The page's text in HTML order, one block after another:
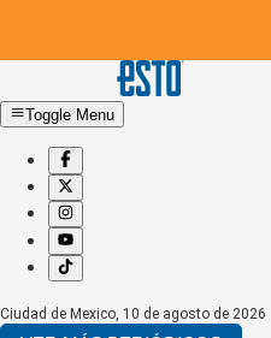
Toggle Menu
Ciudad de Mexico, 10 de agosto de 2026